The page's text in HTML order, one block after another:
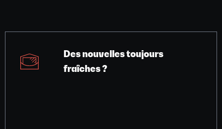
Des nouvelles toujours
fraîches ?